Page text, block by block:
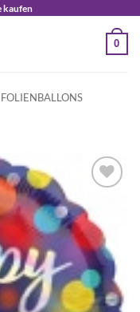
kaufen
0
FOLIENBALLONS
Auf die
Wunschliste